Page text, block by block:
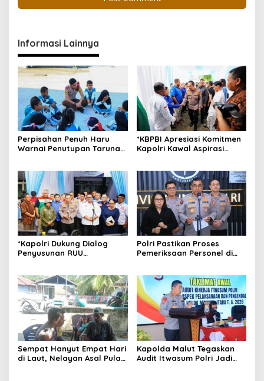
Informasi Lainnya
Perpisahan Penuh Haru
Warnai Penutupan Taruna
*KBPBI Apresiasi Komitmen
Kapolri Kawal Aspirasi
*Kapolri Dukung Dialog
Penyusunan RUU
Polri Pastikan Proses
Pemeriksaan Personel di
Transparan
Sempat Hanyut Empat Hari
di Laut, Nelayan Asal Pulau
Kapolda Malut Tegaskan
Audit Itwasum Polri Jadi